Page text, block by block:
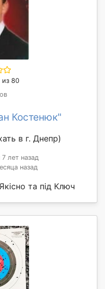
из 80
Костенюк"
в г. Днепр)
лет назад
назад
та під Ключ